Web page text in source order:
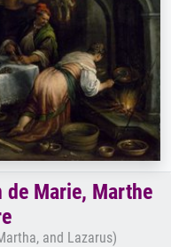
de Marie, Marthe
and Lazarus)